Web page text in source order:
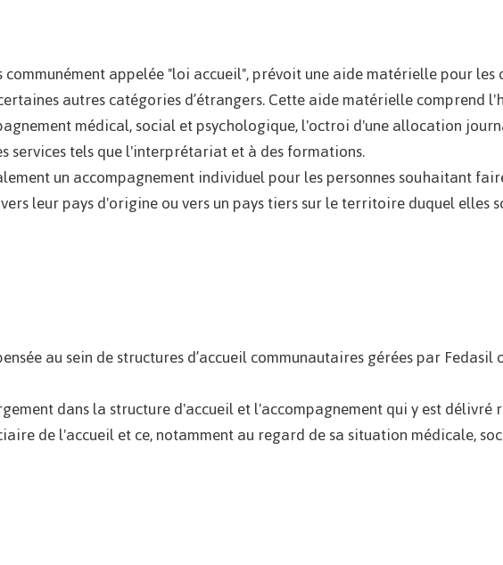
communément appelée "loi accueil", prévoit une aide matérielle pour les
autres catégories d’étrangers. Cette aide matérielle comprend
médical, social et psychologique, l'octroi d'une allocation
services tels que l'interprétariat et à des formations.
un accompagnement individuel pour les personnes souhaitant
leur pays d'origine ou vers un pays tiers sur le territoire duquel elles
au sein de structures d’accueil communautaires gérées par Fedasil
dans la structure d'accueil et l'accompagnement qui y est délivré
de l'accueil et ce, notamment au regard de sa situation médicale,